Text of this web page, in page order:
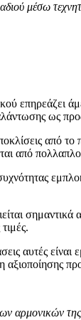
μέσω
επηρεάζει
ως
από
από
αυτές
της